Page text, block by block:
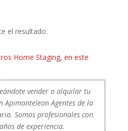
el resultado.
Home Staging, en este
vender o alquilar tu
Apimonteleon Agentes de la
Somos profesionales con
de experiencia.